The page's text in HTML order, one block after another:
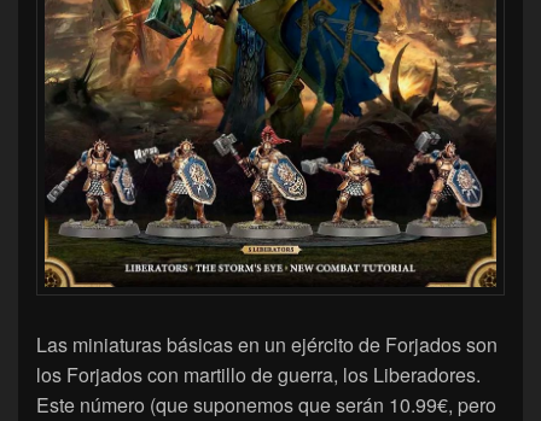
Las miniaturas básicas en un ejército de Forjados son
los Forjados con martillo de guerra, los Liberadores.
Este número (que suponemos que serán 10.99€, pero